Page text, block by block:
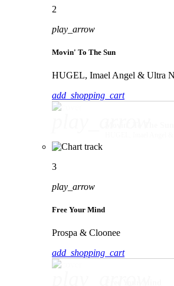
2
play_arrow
Movin' To The Sun
HUGEL, Imael Angel & Ultra
add_shopping_cart
3
play_arrow
Free Your Mind
Prospa & Cloonee
add_shopping_cart